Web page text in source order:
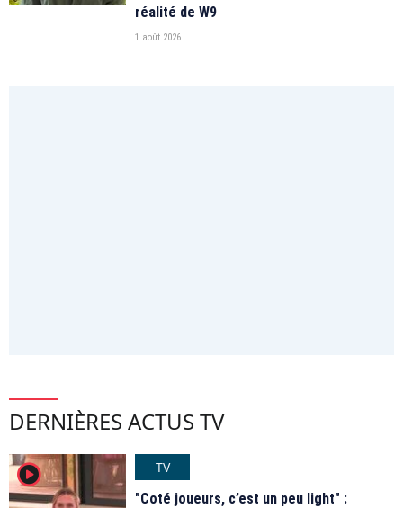
réalité de W9
1 août 2026
DERNIÈRES ACTUS TV
player2
TV
"Coté joueurs, c’est un peu light" :